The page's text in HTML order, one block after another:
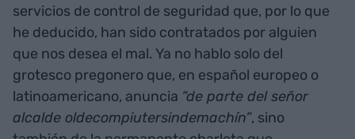
servicios de control de seguridad que, por lo que
he deducido, han sido contratados por alguien
que nos desea el mal. Ya no hablo solo del
grotesco pregonero que, en español europeo o
latinoamericano, anuncia “de parte del señor
alcalde oldecompiutersindemachín”, sino